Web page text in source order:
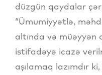
düzgün qaydalar
“Ümumiyyətlə,
altında və
istifadəyə icazə
aşılamaq lazımdır